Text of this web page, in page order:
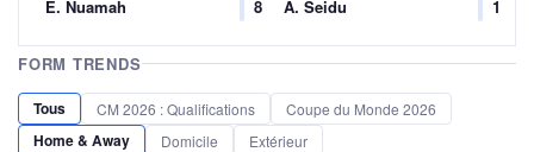
E. Nuamah
8
A. Seidu
1
FORM TRENDS
Tous CM 2026 : Qualifications Coupe du Monde 2026
Home & Away Domicile Extérieur